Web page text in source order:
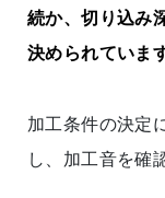
続か、切り込み
決められていま
加工条件の決定
し、加工音を確